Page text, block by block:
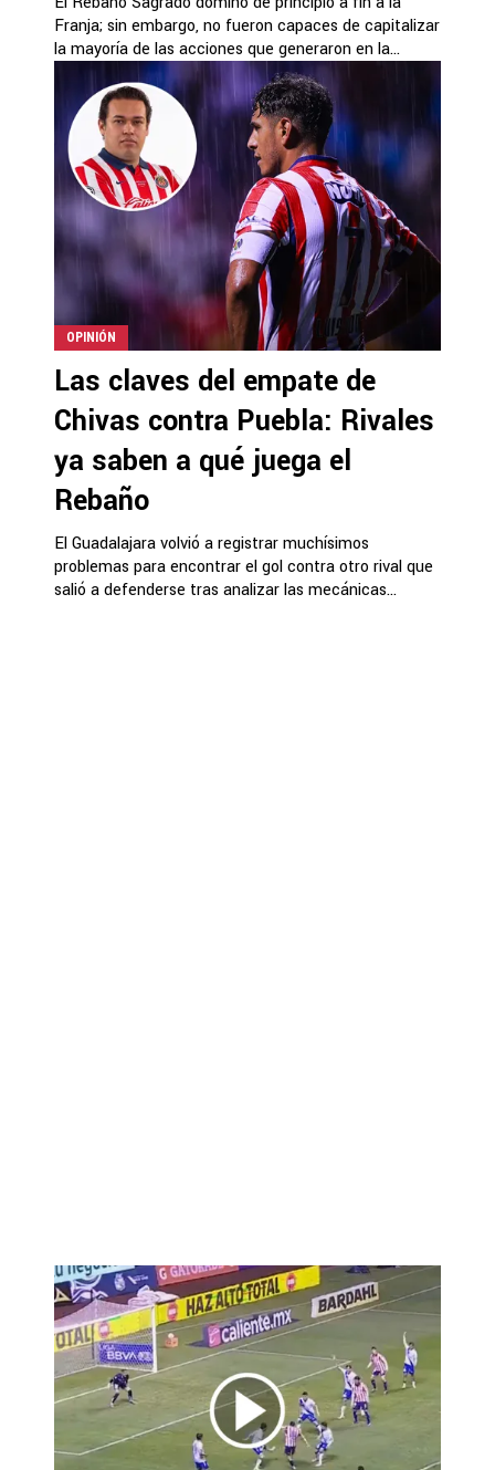
Franja; sin embargo, no fueron capaces de capitalizar
la mayoría de las acciones que generaron en la...
OPINIÓN
Las claves del empate de
Chivas contra Puebla: Rivales
ya saben a qué juega el
Rebaño
El Guadalajara volvió a registrar muchísimos
problemas para encontrar el gol contra otro rival que
salió a defenderse tras analizar las mecánicas...